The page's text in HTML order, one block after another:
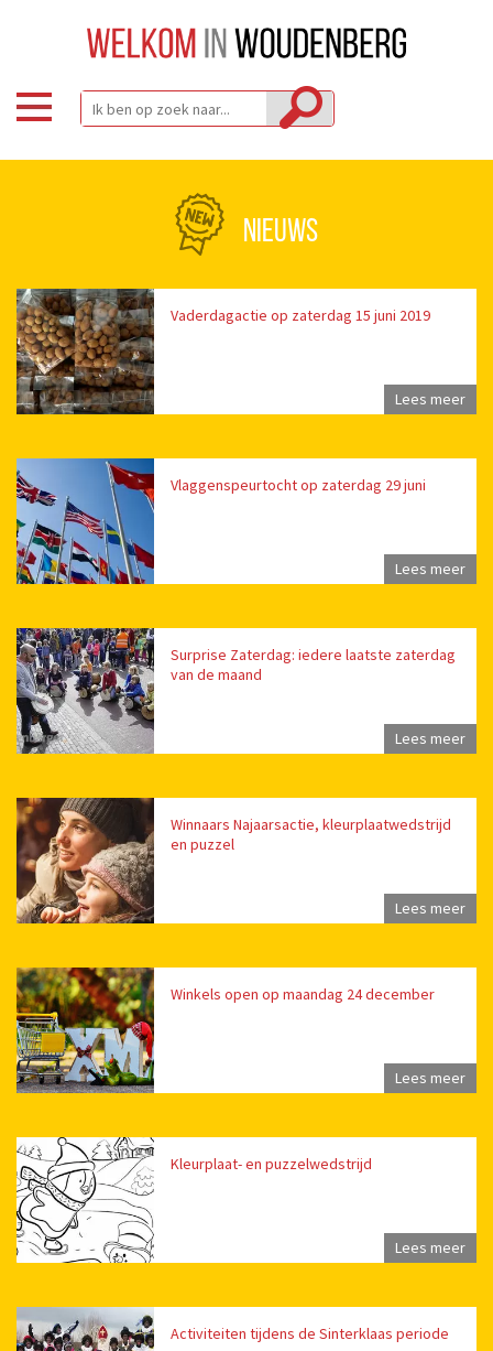
NIEUWS
Vaderdagactie op zaterdag 15 juni 2019
Lees meer
Vlaggenspeurtocht op zaterdag 29 juni
Lees meer
Surprise Zaterdag: iedere laatste zaterdag
van de maand
Lees meer
Winnaars Najaarsactie, kleurplaatwedstrijd
en puzzel
Lees meer
Winkels open op maandag 24 december
Lees meer
Kleurplaat- en puzzelwedstrijd
Lees meer
Activiteiten tijdens de Sinterklaas periode